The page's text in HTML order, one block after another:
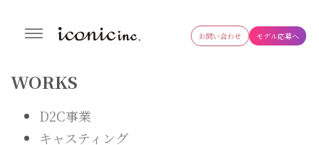
お問い合わせ モデル応募へ
キャスティングやWEB制作まで幅広く対応するデジタルマーケティ
WORKS
D2C事業
キャスティング